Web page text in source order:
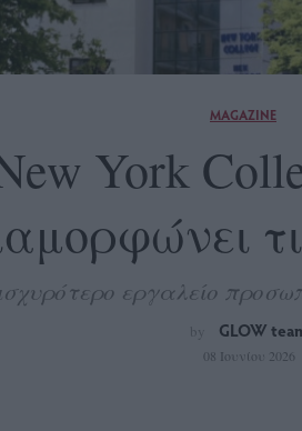
MAGAZINE
York
εργαλείο
by GLOW
08 Ιουνίου 2026